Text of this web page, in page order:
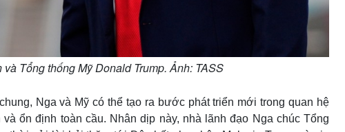
Tổng thống Mỹ Donald Trump. Ảnh: TASS
Nga và Mỹ có thể tạo ra bước phát triển mới trong quan hệ
ổn định toàn cầu. Nhân dịp này, nhà lãnh đạo Nga chúc Tổng